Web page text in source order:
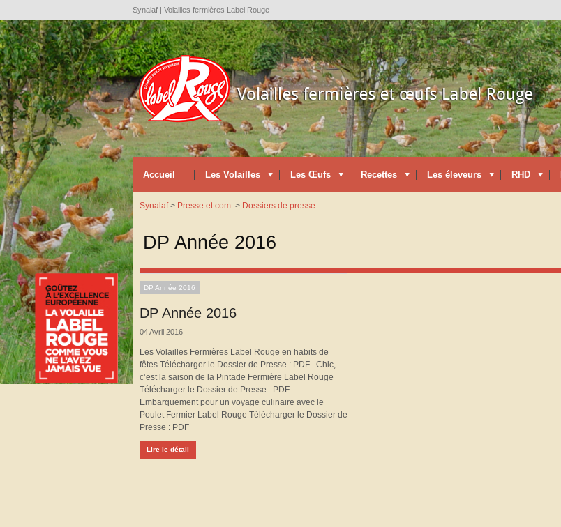
Synalaf | Volailles fermières Label Rouge
Accueil Les Volailles Les Œufs Recettes Les éleveurs RHD
Synalaf> Presse et com. > Dossiers de presse
DP Année 2016
DP Année 2016
DP Année 2016
04 Avril 2016
Les Volailles Fermières Label Rouge en habits de
fêtes Télécharger le Dossier de Presse : PDF Chic,
c’est la saison de la Pintade Fermière Label Rouge
Télécharger le Dossier de Presse : PDF
Embarquement pour un voyage culinaire avec le
Poulet Fermier Label Rouge Télécharger le Dossier de
Presse : PDF
Lire le détail